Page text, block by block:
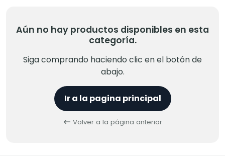
Aún no hay productos disponibles en esta
categoría.
Siga comprando haciendo clic en el botón de
abajo.
Ir a la pagina principal
Volver a la página anterior